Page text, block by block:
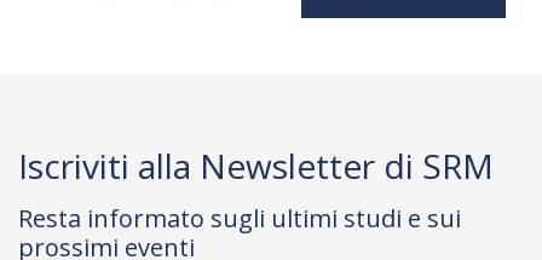
Iscriviti alla Newsletter di SRM
Resta informato sugli ultimi studi e sui
prossimi eventi